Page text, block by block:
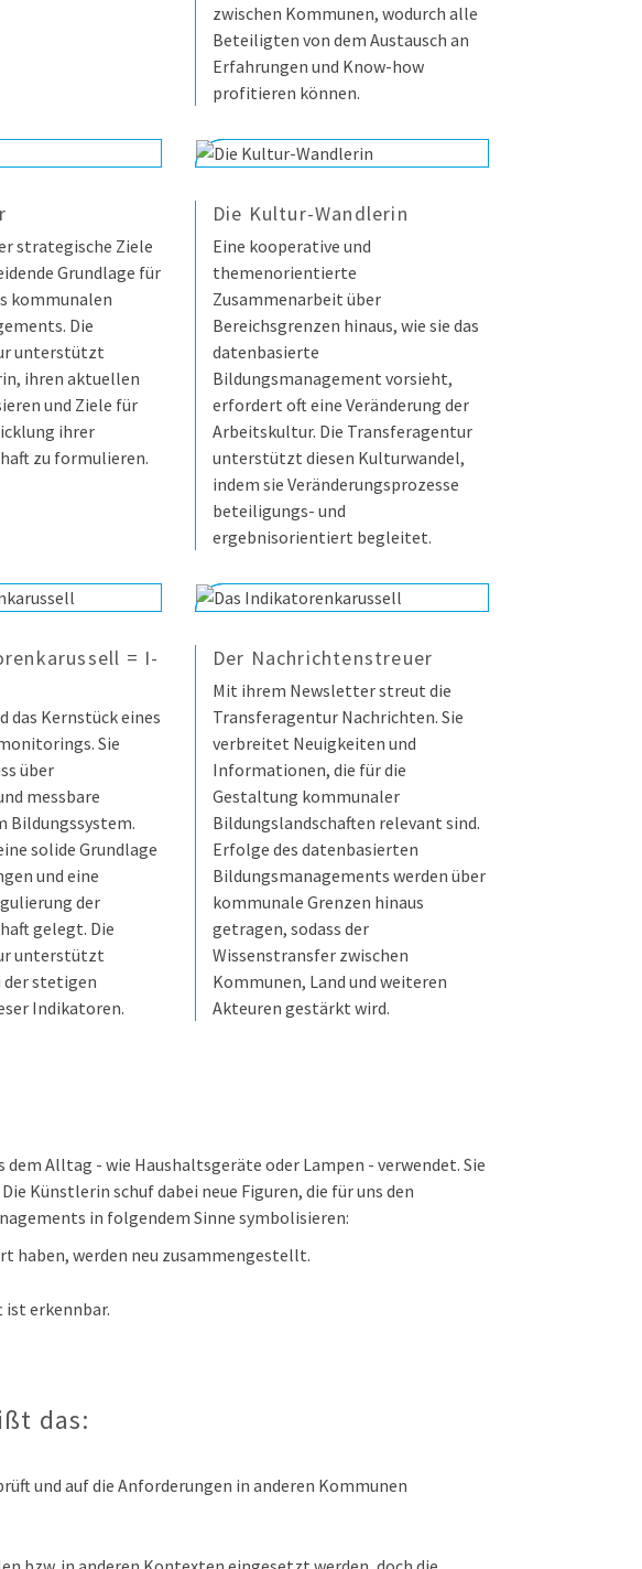
zwischen Kommunen, wodurch alle
Beteiligten von dem Austausch an
Erfahrungen und Know-how
profitieren können.
strategische Ziele
Grundlage für
kommunalen
Die
unterstützt
ihren aktuellen
und Ziele für
ihrer
zu formulieren.
Die Kultur-Wandlerin
Eine kooperative und
themenorientierte
Zusammenarbeit über
Bereichsgrenzen hinaus, wie sie das
datenbasierte
Bildungsmanagement vorsieht,
erfordert oft eine Veränderung der
Arbeitskultur. Die Transferagentur
unterstützt diesen Kulturwandel,
indem sie Veränderungsprozesse
beteiligungs- und
ergebnisorientiert begleitet.
= I-
das Kernstück eines
Sie
über
messbare
Bildungssystem.
solide Grundlage
und eine
der
gelegt. Die
unterstützt
der stetigen
Indikatoren.
Der Nachrichtenstreuer
Mit ihrem Newsletter streut die
Transferagentur Nachrichten. Sie
verbreitet Neuigkeiten und
Informationen, die für die
Gestaltung kommunaler
Bildungslandschaften relevant sind.
Erfolge des datenbasierten
Bildungsmanagements werden über
kommunale Grenzen hinaus
getragen, sodass der
Wissenstransfer zwischen
Kommunen, Land und weiteren
Akteuren gestärkt wird.
Alltag - wie Haushaltsgeräte oder Lampen - verwendet. Sie
Künstlerin schuf dabei neue Figuren, die für uns den
in folgendem Sinne symbolisieren:
haben, werden neu zusammengestellt.
ist erkennbar.
das:
und auf die Anforderungen in anderen Kommunen